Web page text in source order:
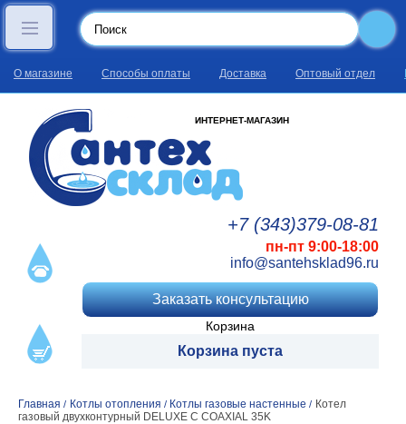
О магазине Способы оплаты Доставка Оптовый отдел
ИНТЕРНЕТ-МАГАЗИН
+7 (343)379-08-81
пн-пт 9:00-18:00
info@santehsklad96.ru
Заказать консультацию
Корзина
Корзина пуста
Главная / Котлы отопления / Котлы газовые настенные / Котел
газовый двухконтурный DELUXE C COAXIAL 35K